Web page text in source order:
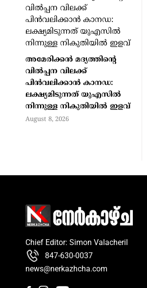
അമേരിക്കന്‍ മദ്യത്തിന്റെ
വില്‍പ്പന വിലക്ക്
പിന്‍വലിക്കാന്‍ കാനഡ:
ലക്ഷ്യമിടുന്നത് യുഎസില്‍
നിന്നുള്ള നികുതിയില്‍ ഇളവ്
August 8, 2026
Chief Editor: Simon Valacheril
847-630-0037
news@nerkazhcha.com